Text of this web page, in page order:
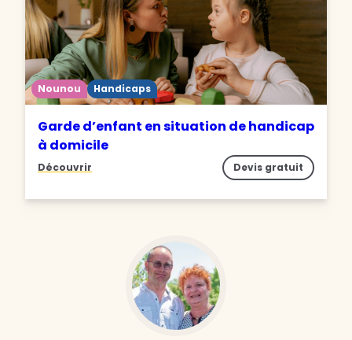
Nounou Handicaps
Garde d’enfant en situation de handicap
à domicile
Découvrir Devis gratuit